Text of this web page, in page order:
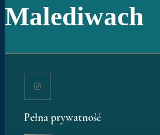
Malediwach
Pełna prywatność